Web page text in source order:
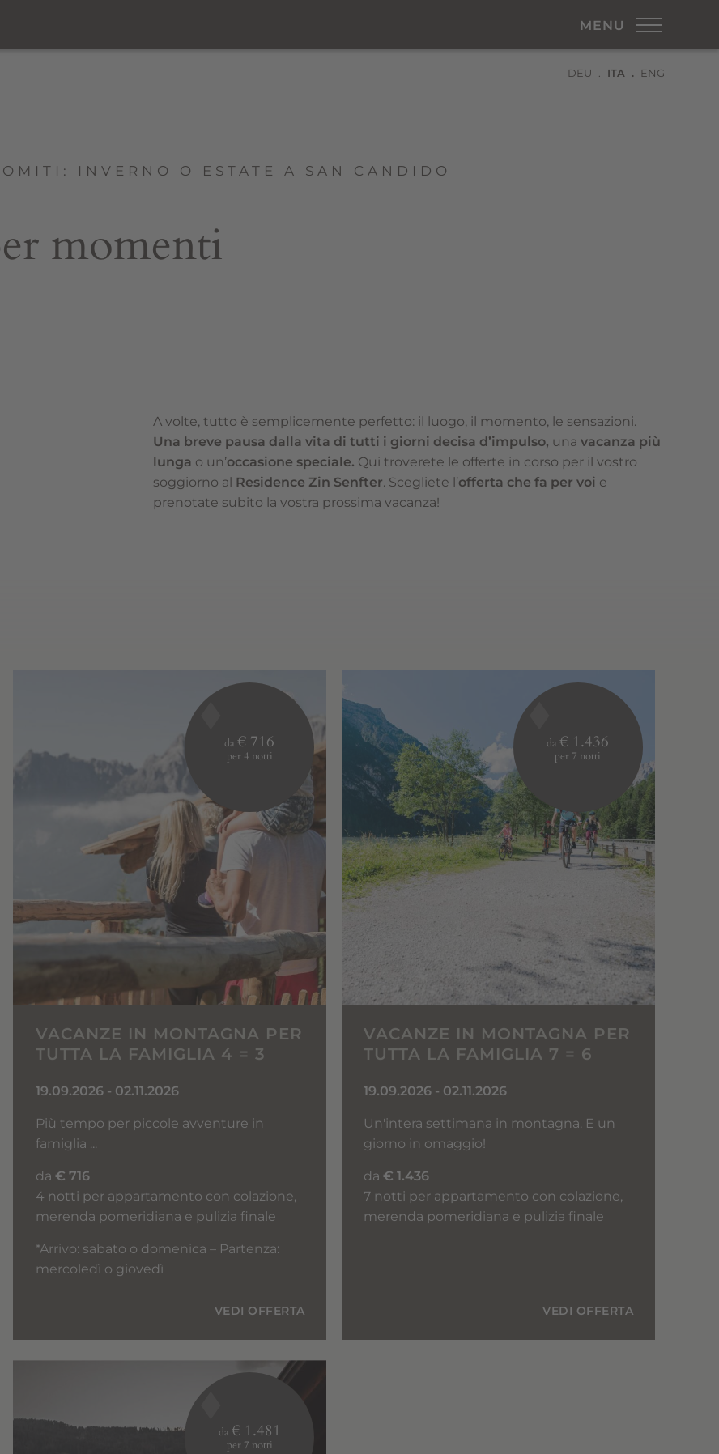
MENU
DEU ITA ENG
INVERNO O ESTATE A SAN CANDIDO
momenti
A volte, tutto è semplicemente perfetto: il luogo, il momento, le sensazioni.
Una breve pausa dalla vita di tutti i giorni decisa d’impulso, unavacanza più
lunga o un’occasione speciale. Qui troverete le offerte in corso per il vostro
soggiorno al Residence Zin Senfter. Scegliete l’offerta che fa per voi e
prenotate subito la vostra prossima vacanza!
da€ 716
per 4 notti
VACANZE IN MONTAGNA PER
TUTTA LA FAMIGLIA 4 = 3
19.09.2026 - 02.11.2026
Più tempo per piccole avventure in
famiglia ...
da € 716
4 notti per appartamento con colazione,
merenda pomeridiana e pulizia finale
*Arrivo: sabato o domenica – Partenza:
mercoledì o giovedì
VEDI OFFERTA
da€ 1.436
per 7 notti
VACANZE IN MONTAGNA PER
TUTTA LA FAMIGLIA 7 = 6
19.09.2026 - 02.11.2026
Un'intera settimana in montagna. E un
giorno in omaggio!
da € 1.436
7 notti per appartamento con colazione,
merenda pomeridiana e pulizia finale
VEDI OFFERTA
da € 1.481
per 7 notti